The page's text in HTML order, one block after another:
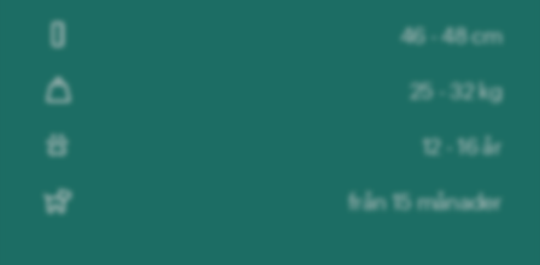
46 - 48 cm
25 - 32 kg
12 - 16 år
från 15 månader